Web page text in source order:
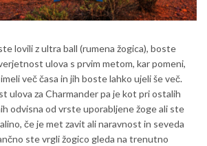
lovili z ultra ball (rumena žogica), boste
ulova s prvim metom, kar pomeni,
več časa in jih boste lahko ujeli še več.
ulova za Charmander pa je kot pri ostalih
odvisna od vrste uporabljene žoge ali ste
če je met zavit ali naravnost in seveda
ste vrgli žogico gleda na trenutno